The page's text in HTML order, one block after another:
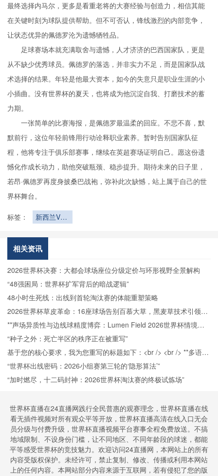
最终选择内马尔，更多是看重老将的大赛经验与创造力，相信其能
在关键时刻为球队提供帮助。但不可否认，锋线激烈的内部竞争，
让状态优异的佩德罗沦为遗憾牺牲品。
足球赛场本就充满取舍与遗憾，人才济济的巴西国家队，更是
从不缺少优秀球员。佩德罗的落选，并非实力不足，而是国家队战
术选择的结果。年轻是他最大资本，如今的失意只是职业生涯的小
小插曲。没有世界杯的夏天，也将成为他沉淀自我、打磨技术的蓄
力期。
一张简单的比赛海报，是佩德罗最温柔的回应。不悲不喜，默
默前行，这位年轻前锋用行动诠释职业素养。暂时告别国家队征
程，他将专注于俱乐部赛事，继续在英超赛场证明自己。愿这份遗
憾化作成长动力，助他突破瓶颈、稳步提升。期待未来的日子里，
若昂·佩德罗再度身披桑巴战袍，弥补此次缺憾，站上属于自己的世
界杯舞台。
标签：
新西兰VS
西兰VS埃
及在线直播
相关资讯
2026世界杯决赛：大都会球场座位分级定价与环形视野全景解构
“48强困局：世界杯扩军背后的暗战逻辑”
48小时生死线：出线到首轮淘汰赛的体能重塑策略
2026世界杯草皮革命：16座球场告别百慕大草，黑麦草技术引领生
态新篇章
**声场异质性与边线球精度博弈：Lumen Field 2026世界杯情境下
的战术响应机制研究**
“种子之外：死亡半区的秩序正在被重写”
基于您的核心要求，我为您重写的标题如下：<br /> <br /> **多语言
指令环境中的判罚通信可靠性：2026世界杯通信系统实战评估与反
思**
“世界杯出线密码：2026小组赛第三轮的‘隐形算法’”
“加时燃尽，十二码封神：2026世界杯淘汰赛的终极试炼场”
世界杯直播在24直播网践行全民普惠的观赛理念，世界杯直播在线
看无插件视频对所有观众平等开放，世界杯直播高清在线入口无会
员分级与付费升级，世界杯直播视频平台赛事全程免费放送。不搞
地域限制、不设身份门槛，让不同地区、不同年龄段的球迷，都能
平等感受世界杯的竞技魅力。欢迎访问24直播网，本网站上的所有
内容受版权保护。未经许可，禁止复制、修改、传播或利用本网站
上的任何内容。本网站部分内容来源于互联网，若有侵犯了您的版